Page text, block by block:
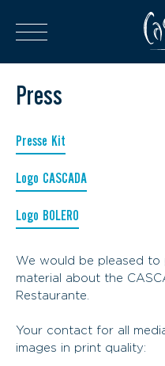
Press
Presse Kit
Logo CASCADA
Logo BOLERO
We would be pleased to
material about the
Restaurante.
Your contact for all
images in print quality: